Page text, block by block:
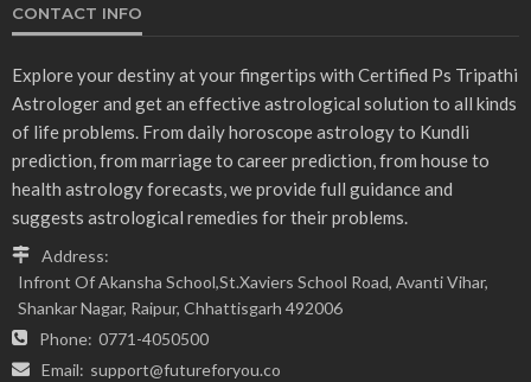
CONTACT INFO
Explore your destiny at your fingertips with Certified Ps Tripathi
Astrologer and get an effective astrological solution to all kinds
of life problems. From daily horoscope astrology to Kundli
prediction, from marriage to career prediction, from house to
health astrology forecasts, we provide full guidance and
suggests astrological remedies for their problems.
Address:
Infront Of Akansha School,St.Xaviers School Road, Avanti Vihar,
Shankar Nagar, Raipur, Chhattisgarh 492006
Phone: 0771-4050500
Email: support@futureforyou.co